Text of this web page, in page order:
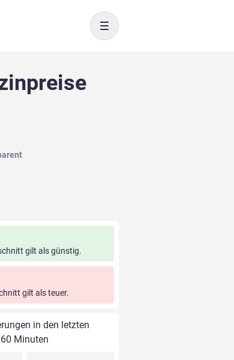
Toggle navigation
gilt als günstig.
gilt als teuer.
in den letzten
60 Minuten